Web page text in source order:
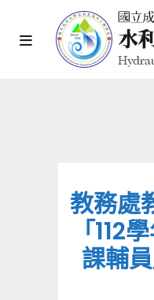
教務處
「112
課輔